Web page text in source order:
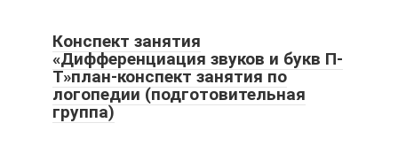
Конспект занятия
«Дифференциация звуков и букв П-
Т»план-конспект занятия по
логопедии (подготовительная
группа)